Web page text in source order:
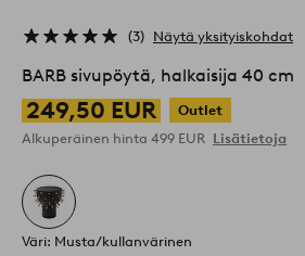
3 Näytä yksityiskohdat
BARB sivupöytä, halkaisija 40 cm
249,50 EUR
Outlet
Alkuperäinen hinta 499 EUR Lisätietoja
Väri: Musta/kullanvärinen